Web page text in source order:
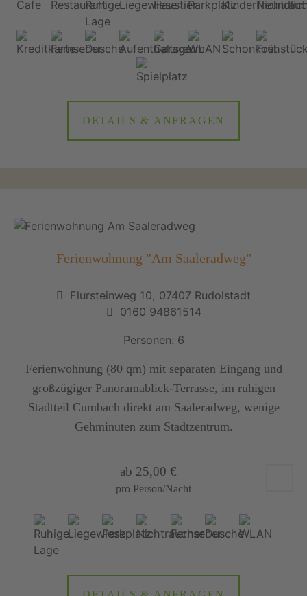
DETAILS & ANFRAGEN
Ferienwohnung "Am Saaleradweg"
Flursteinweg 10, 07407 Rudolstadt
0160 94861514
Personen: 6
Ferienwohnung (80 qm) mit separaten Eingang und
großzügiger Panoramablick-Terrasse, im ruhigen
Stadtteil Cumbach direkt am Saaleradweg, wenige
Gehminuten zum Stadtzentrum.
ab 25,00 €
pro Person/Nacht